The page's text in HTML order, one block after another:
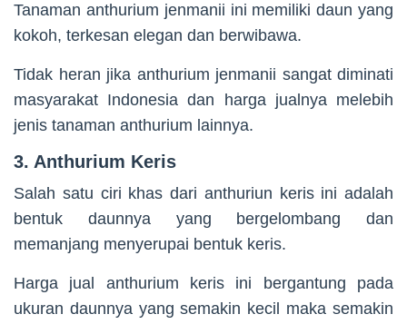
Tanaman anthurium jenmanii ini memiliki daun yang
kokoh, terkesan elegan dan berwibawa.
Tidak heran jika anthurium jenmanii sangat diminati
masyarakat Indonesia dan harga jualnya melebih
jenis tanaman anthurium lainnya.
3. Anthurium Keris
Salah satu ciri khas dari anthuriun keris ini adalah
bentuk daunnya yang bergelombang dan
memanjang menyerupai bentuk keris.
Harga jual anthurium keris ini bergantung pada
ukuran daunnya yang semakin kecil maka semakin